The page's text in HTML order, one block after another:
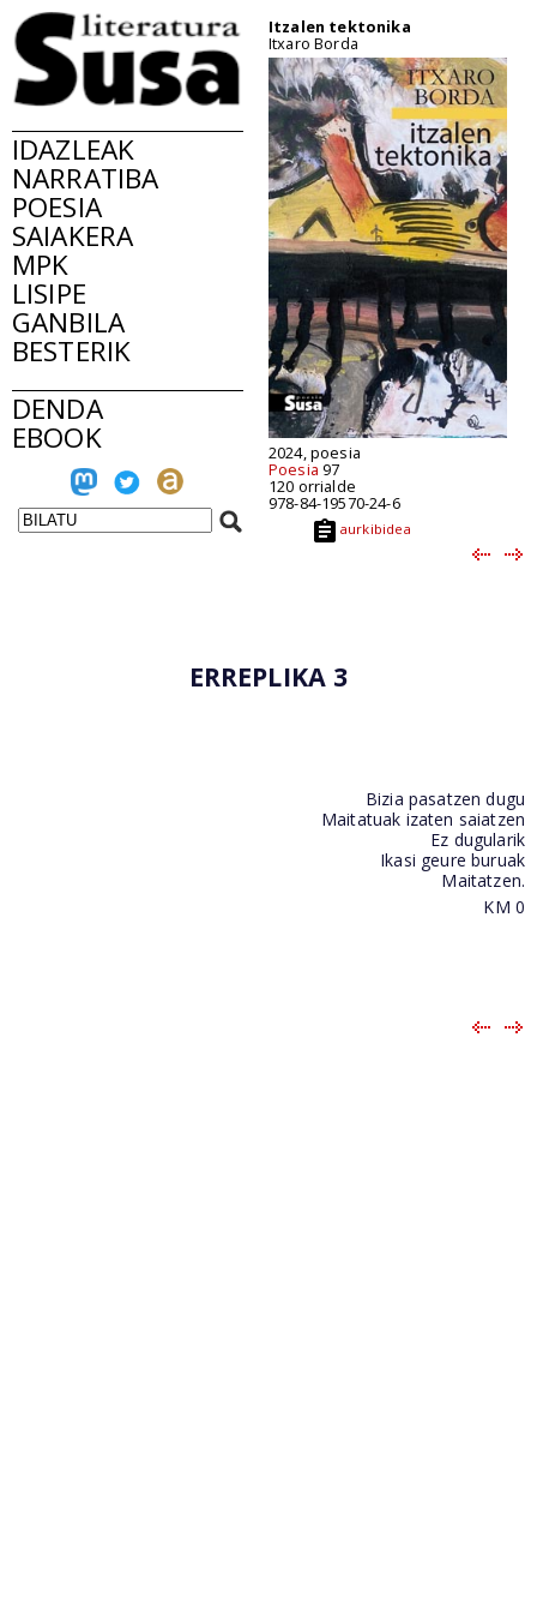
IDAZLEAK
NARRATIBA
POESIA
SAIAKERA
MPK
LISIPE
GANBILA
BESTERIK
DENDA
EBOOK
Itzalen tektonika
Itxaro Borda
2024, poesia
Poesia 97
120 orrialde
978-84-19570-24-6
aurkibidea
ERREPLIKA 3
Bizia pasatzen dugu
Maitatuak izaten saiatzen
Ez dugularik
Ikasi geure buruak
Maitatzen.
KM 0